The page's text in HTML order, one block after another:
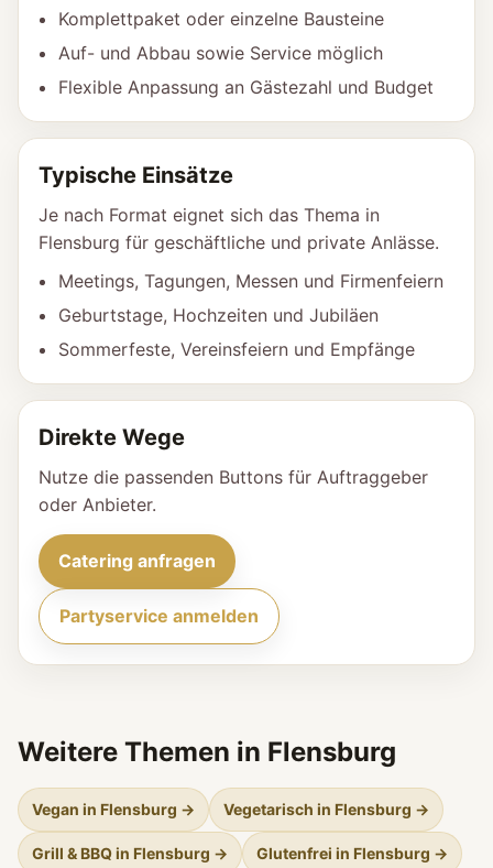
Komplettpaket oder einzelne Bausteine
Auf- und Abbau sowie Service möglich
Flexible Anpassung an Gästezahl und Budget
Typische Einsätze
Je nach Format eignet sich das Thema in
Flensburg für geschäftliche und private Anlässe.
Meetings, Tagungen, Messen und Firmenfeiern
Geburtstage, Hochzeiten und Jubiläen
Sommerfeste, Vereinsfeiern und Empfänge
Direkte Wege
Nutze die passenden Buttons für Auftraggeber
oder Anbieter.
Catering anfragen
Partyservice anmelden
Weitere Themen in Flensburg
Vegan in Flensburg → Vegetarisch in Flensburg →
Grill & BBQ in Flensburg → Glutenfrei in Flensburg →